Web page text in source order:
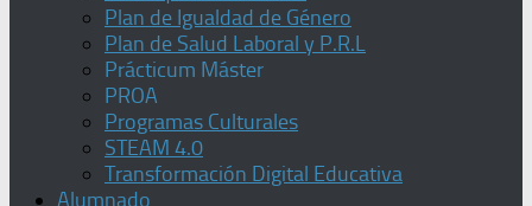
Plan de Igualdad de Género
Plan de Salud Laboral y P.R.L
Prácticum Máster
PROA
Programas Culturales
STEAM 4.0
Transformación Digital Educativa
Alumnado